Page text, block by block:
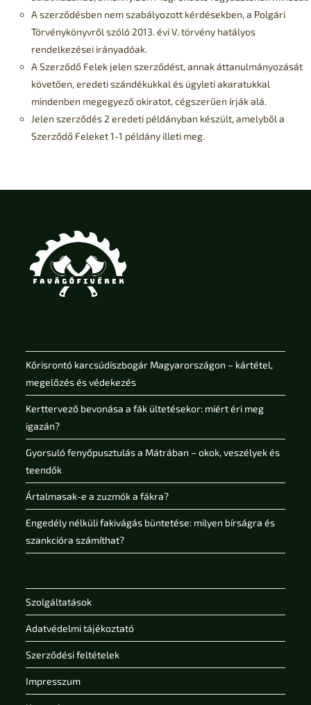
A szerződésben nem szabályozott kérdésekben, a Polgári
Törvénykönyvről szóló 2013. évi V. törvény hatályos
rendelkezései irányadóak.
A Szerződő Felek jelen szerződést, annak áttanulmányozását
követően, eredeti szándékukkal és ügyleti akaratukkal
mindenben megegyező okiratot, cégszerűen írják alá.
Jelen szerződés 2 eredeti példányban készült, amelyből a
Szerződő Feleket 1-1 példány illeti meg.
Kőrisrontó karcsúdíszbogár Magyarországon – kártétel,
megelőzés és védekezés
Kerttervező bevonása a fák ültetésekor: miért éri meg
igazán?
Gyorsuló fenyőpusztulás a Mátrában – okok, veszélyek és
teendők
Ártalmasak-e a zuzmók a fákra?
Engedély nélküli fakivágás büntetése: milyen bírságra és
szankcióra számíthat?
Szolgáltatások
Adatvédelmi tájékoztató
Szerződési feltételek
Impresszum